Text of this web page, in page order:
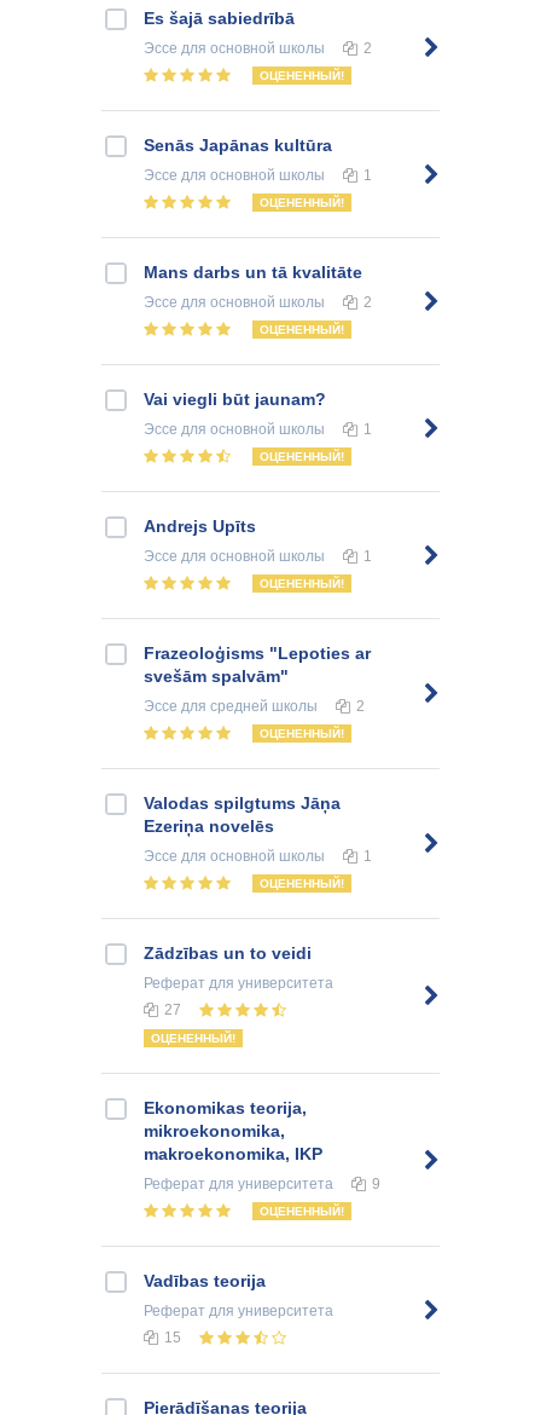
Es šajā sabiedrībā
Эссе для основной школы 2
ОЦЕНЕННЫЙ!
Senās Japānas kultūra
Эссе для основной школы 1
ОЦЕНЕННЫЙ!
Mans darbs un tā kvalitāte
Эссе для основной школы 2
ОЦЕНЕННЫЙ!
Vai viegli būt jaunam?
Эссе для основной школы 1
ОЦЕНЕННЫЙ!
Andrejs Upīts
Эссе для основной школы 1
ОЦЕНЕННЫЙ!
Frazeoloģisms "Lepoties ar
svešām spalvām"
Эссе для средней школы 2
ОЦЕНЕННЫЙ!
Valodas spilgtums Jāņa
Ezeriņa novelēs
Эссе для основной школы 1
ОЦЕНЕННЫЙ!
Zādzības un to veidi
Реферат для университета
27
ОЦЕНЕННЫЙ!
Ekonomikas teorija,
mikroekonomika,
makroekonomika, IKP
Реферат для университета 9
ОЦЕНЕННЫЙ!
Vadības teorija
Реферат для университета
15
Pierādīšanas teorija